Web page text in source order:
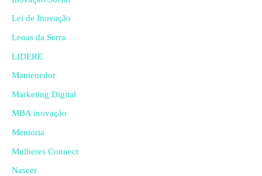
Lei de Inovação
Leoas da Serra
LIDERE
Mantenedor
Marketing Digital
MBA inovação
Mentoria
Mulheres Connect
Nascer